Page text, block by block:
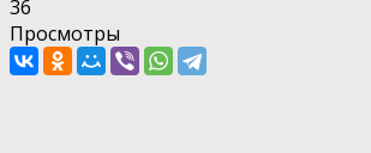
36
Просмотры